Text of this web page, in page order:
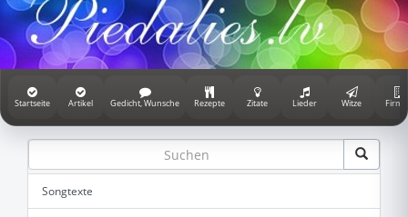
Startseite Artikel Gedicht, Wunsche Rezepte Zitate Lieder Witze
Songtexte